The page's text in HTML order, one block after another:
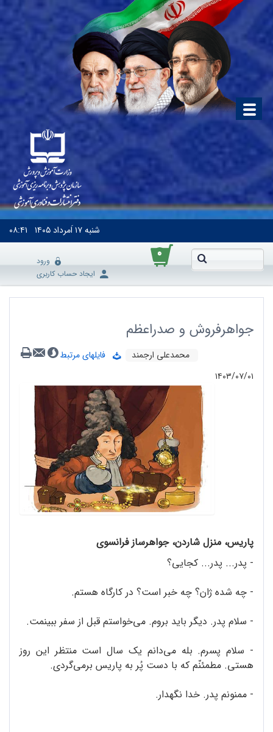
شنبه۱۷ اَمرداد ۱۴۰۵ ۰۸:۴۱
۰
ورود
ایجاد حساب کاربری
جواهرفروش و صدراعظم
محمدعلی ارجمند
فایلهای مرتبط
۱۴۰۳/۰۷/۰۱
پاریس، منزل شاردن، جواهرساز فرانسوی
- پدر... پدر... کجایی؟
- چه شده ژان؟ چه خبر است؟ در کارگاه هستم.
- سلام پدر. دیگر باید بروم. می‌خواستم قبل از سفر ببینمت.
- سلام پسرم. بله می‌دانم یک سال است منتظر این روز
هستی. مطمئنّم که با دست پُر به پاریس برمی‌گردی.
- ممنونم پدر. خدا نگهدار.